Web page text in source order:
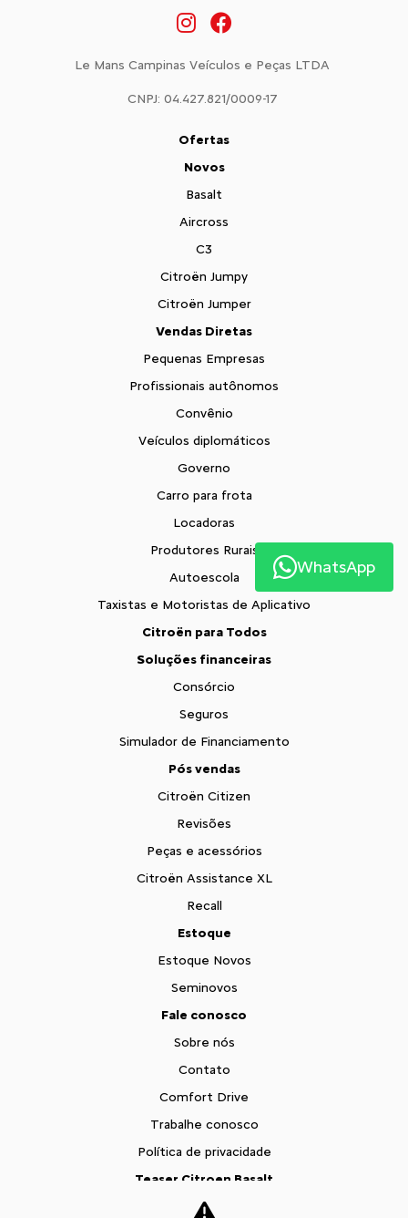
Le Mans Campinas Veículos e Peças LTDA
CNPJ: 04.427.821/0009-17
Ofertas
Novos
Basalt
Aircross
C3
Citroën Jumpy
Citroën Jumper
Vendas Diretas
Pequenas Empresas
Profissionais autônomos
Convênio
Veículos diplomáticos
Governo
Carro para frota
Locadoras
Produtores Rurais
Autoescola
Taxistas e Motoristas de Aplicativo
Citroën para Todos
Soluções financeiras
Consórcio
Seguros
Simulador de Financiamento
Pós vendas
Citroën Citizen
Revisões
Peças e acessórios
Citroën Assistance XL
Recall
Estoque
Estoque Novos
Seminovos
Fale conosco
Sobre nós
Contato
Comfort Drive
Trabalhe conosco
Política de privacidade
Teaser Citroen Basalt
WhatsApp